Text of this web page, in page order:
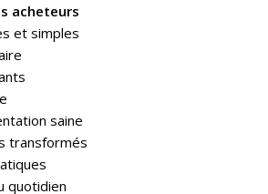
acheteurs
et simples
saine
transformés
quotidien